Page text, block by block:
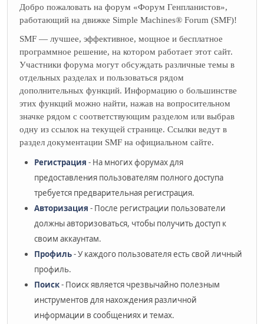
Добро пожаловать на форум «Форум Генпланистов»,
работающий на движке Simple Machines® Forum (SMF)!
SMF — лучшее, эффективное, мощное и бесплатное
программное решение, на котором работает этот сайт.
Участники форума могут обсуждать различные темы в
отдельных разделах и пользоваться рядом
дополнительных функций. Информацию о большинстве
этих функций можно найти, нажав на вопросительном
значке рядом с соответствующим разделом или выбрав
одну из ссылок на текущей странице. Ссылки ведут в
раздел документации SMF на официальном сайте.
Регистрация - На многих форумах для
предоставления пользователям полного доступа
требуется предварительная регистрация.
Авторизация - После регистрации пользователи
должны авторизоваться, чтобы получить доступ к
своим аккаунтам.
Профиль- У каждого пользователя есть свой личный
профиль.
Поиск- Поиск является чрезвычайно полезным
инструментов для нахождения различной
информации в сообщениях и темах.